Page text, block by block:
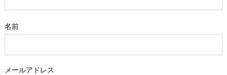
名前
メールアドレス